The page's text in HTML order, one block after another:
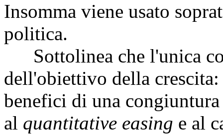
Insomma viene usato
politica.
Sottolinea che l'unica
dell'obiettivo della
benefici di una
al quantitative easing e al